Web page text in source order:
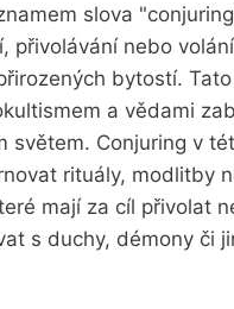
slova
přivolávání nebo
bytostí.
a vědami
světem. Conjuring v
rituály, modlitby
mají za cíl přivolat
s duchy, démony či